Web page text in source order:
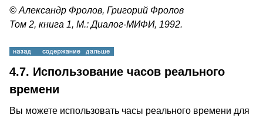
© Александр Фролов, Григорий Фролов
Том 2, книга 1, М.: Диалог-МИФИ, 1992.
4.7. Использование часов реального
времени
Вы можете использовать часы реального времени для